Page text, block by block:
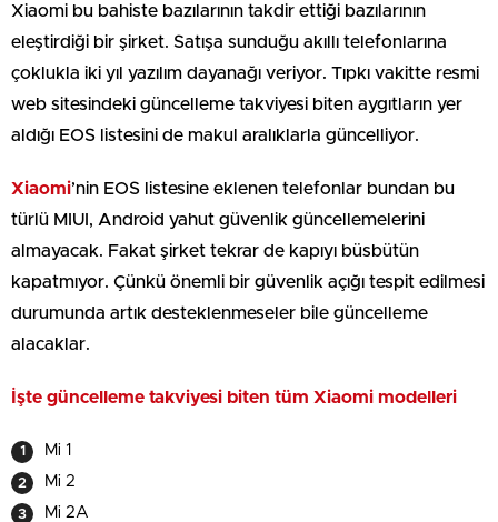
Xiaomi bu bahiste bazılarının takdir ettiği bazılarının
eleştirdiği bir şirket. Satışa sunduğu akıllı telefonlarına
çoklukla iki yıl yazılım dayanağı veriyor. Tıpkı vakitte resmi
web sitesindeki güncelleme takviyesi biten aygıtların yer
aldığı EOS listesini de makul aralıklarla güncelliyor.
Xiaomi’nin EOS listesine eklenen telefonlar bundan bu
türlü MIUI, Android yahut güvenlik güncellemelerini
almayacak. Fakat şirket tekrar de kapıyı büsbütün
kapatmıyor. Çünkü önemli bir güvenlik açığı tespit edilmesi
durumunda artık desteklenmeseler bile güncelleme
alacaklar.
İşte güncelleme takviyesi biten tüm Xiaomi modelleri
Mi 1
Mi 2
Mi 2A